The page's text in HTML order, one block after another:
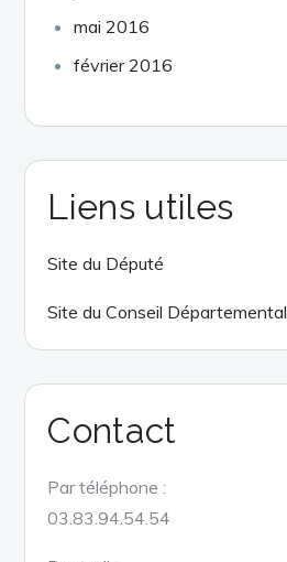
mai 2016
février 2016
Liens utiles
Site du Député
Site du Conseil Départemental
Contact
Par téléphone :
03.83.94.54.54